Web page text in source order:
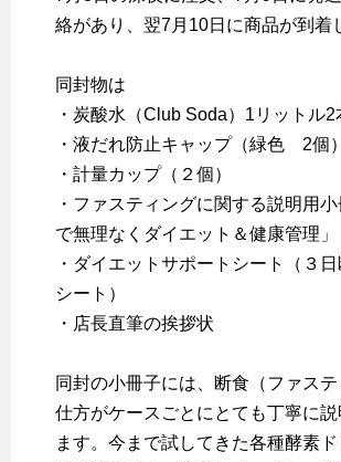
絡があり、翌7月10日に商品が到着
同封物は
・炭酸水（Club Soda）1リットル2
・液だれ防止キャップ（緑色 2個）
・計量カップ（２個）
・ファスティングに関する説明用
で無理なくダイエット＆健康管理」
・ダイエットサポートシート（３
シート）
・店長直筆の挨拶状
同封の小冊子には、断食（ファス
仕方がケースごとにとても丁寧に
ます。今まで試してきた各種酵素